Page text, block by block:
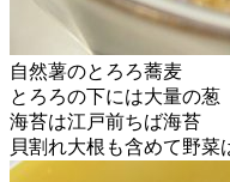
自然薯のとろろ蕎麦
とろろの下には大量の葱
海苔は江戸前ちば海苔
貝割れ大根も含めて野菜